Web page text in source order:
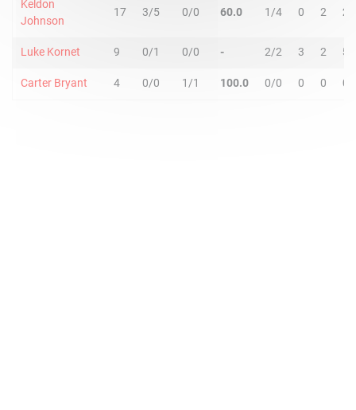
Keldon
Johnson
17 3/5 0/0 60.0 1/4 0 2 2
Luke Kornet 9 0/1 0/0 - 2/2 3 2 5
Carter Bryant 4 0/0 1/1 100.0 0/0 0 0 0